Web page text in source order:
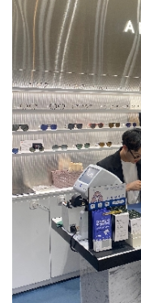
정체성에까지 영향을
과정들이 오히려 더
잊고 있던 유학의 꿈
결과를 만들어 주기
선로전환기와 같다는
일이라도 or 아니더라
시작하세요!혹시 대
계시다면 자기소개서
학교별로 수업 커리
맞게 자신만의 스토
생각합니다. 그리고
지원서 작성 시에 사
안 될 것 같은 것들도
인스타그램을 보던
knew you couldn't fail
상황이었습니다. 그
의심과 궁금증이 계
궁금증을 해소하기
파고들기로 마음먹었
활동하게 되었고
행사들을 페이스북,
통해 진행하였습니다
학생들이 관심 있어
다뤘습니다. 졸업 후
진학/진로 박람회, 전
진행했습니다. 저는
그 분야의 중심에 있
해에는 스포츠과학
그 누구보다 전공과
저는 대학교에 다니
매 순간 최선을 다했
백석대학교 홍보대
적극적으로 학교를 홍
노력했습니다. 중학
방문, 수시 정시 면접
활동들을 달마다 했
사진 촬영이 가장 인
입시박람회에서 모교
성실하고 열심히 해
교내 사진 및 영상
SNS에 실린 제 모습
생각하고 학교 구성
있었습니다. 그 결과
되었으며, 열심히 활